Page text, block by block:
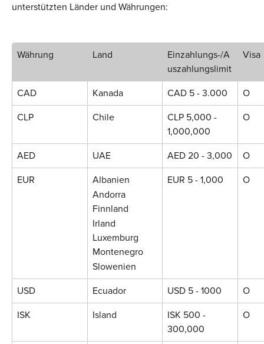
unterstützten Länder und Währungen:
Währung Land
Einzahlungs-/A
uszahlungslimit
Visa
CAD Kanada CAD 5 - 3.000 O
CLP Chile
CLP 5,000 -
1,000,000
O
AED UAE AED 20 - 3,000 O
EUR
Albanien
Andorra
Finnland
Irland
Luxemburg
Montenegro
Slowenien
EUR 5 - 1,000 O
USD Ecuador USD 5 - 1000 O
ISK Island
ISK 500 -
300,000
O